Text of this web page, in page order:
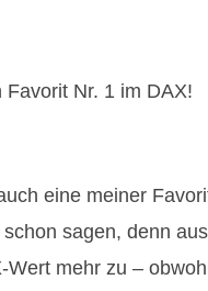
Nr. 1 im DAX!
eine meiner
sagen, denn
Wert mehr zu –